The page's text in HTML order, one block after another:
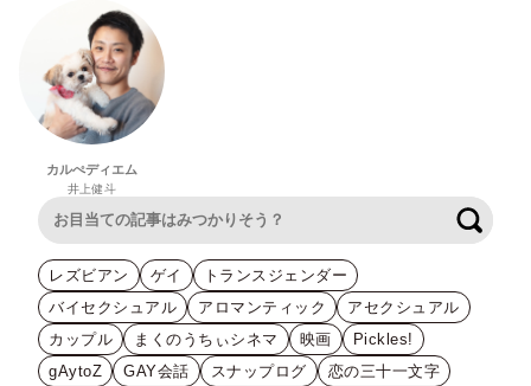
カルぺディエム
井上健斗
レズビアン ゲイ
トランスジェンダー
バイセクシュアル
アロマンティック
アセクシュアル
カップル
まくのうちぃシネマ 映画
Pickles!
gAytoZ
GAY会話 スナップログ
恋の三十一文字